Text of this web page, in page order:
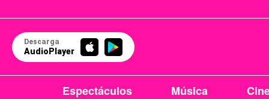
Descarga
AudioPlayer
Espectáculos Música